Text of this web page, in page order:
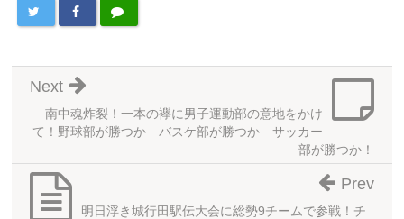
南中魂炸裂！一本の襷に男子運動部の意地をかけ
て！野球部が勝つか バスケ部が勝つか サッカー
部が勝つか！
Next
明日浮き城行田駅伝大会に総勢9チームで参戦！チ
Prev